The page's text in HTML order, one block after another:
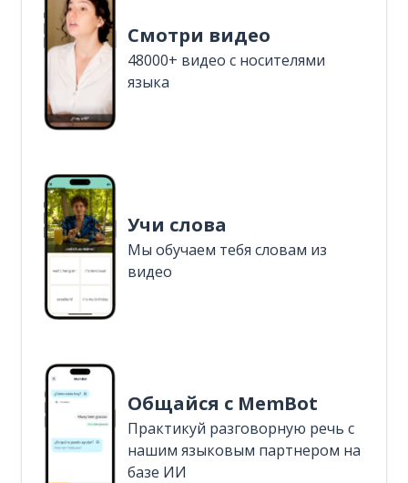
Смотри видео
48000+ видео с носителями
языка
Учи слова
Мы обучаем тебя словам из
видео
Общайся с MemBot
Практикуй разговорную речь с
нашим языковым партнером на
базе ИИ